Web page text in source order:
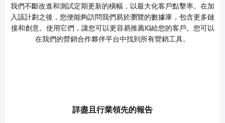
我們不斷改進和測試定期更新的橫幅，以最大化客戶點擊率。在加
入該計劃之後，您便能夠訪問我們易於瀏覽的數據庫，包含更多鏈
接和創意。使用它們，讓您可以更容易推薦IG給您的客戶。您可以
在我們的營銷合作夥伴平台中找到所有營銷工具。
詳盡且行業領先的報告